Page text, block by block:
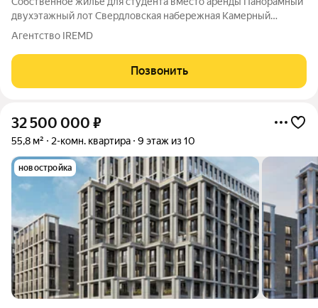
двухэтажный лот Свердловская набережная Камерный
клубный формат для безопасного и комфортного проживания
наб., 58 10 минут до центра
Агентство IREMD
Позвонить
32 500 000 ₽
55,8 м² 2-комн. квартира 9 этаж из 10
новостройка